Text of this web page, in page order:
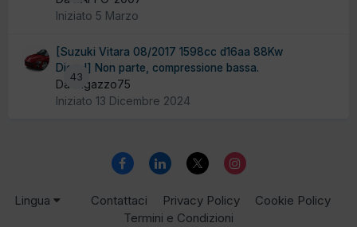
Iniziato 5 Marzo
43
[Suzuki Vitara 08/2017 1598cc d16aa 88Kw
Diesel] Non parte, compressione bassa.
Da ragazzo75
Iniziato 13 Dicembre 2024
Lingua Contattaci Privacy Policy
Cookie Policy
Termini e Condizioni